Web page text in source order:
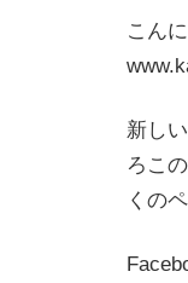
こん
新し
ろこ
くの